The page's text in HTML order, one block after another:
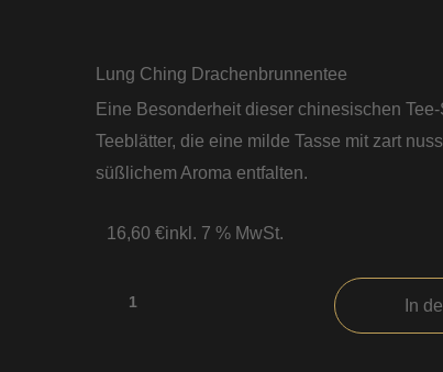
Lung Ching Drachenbrunnentee
Eine Besonderheit dieser chinesischen
Teeblätter, die eine milde Tasse mit zart
süßlichem Aroma entfalten.
16,60 €inkl. 7 % MwSt.
Lung
In